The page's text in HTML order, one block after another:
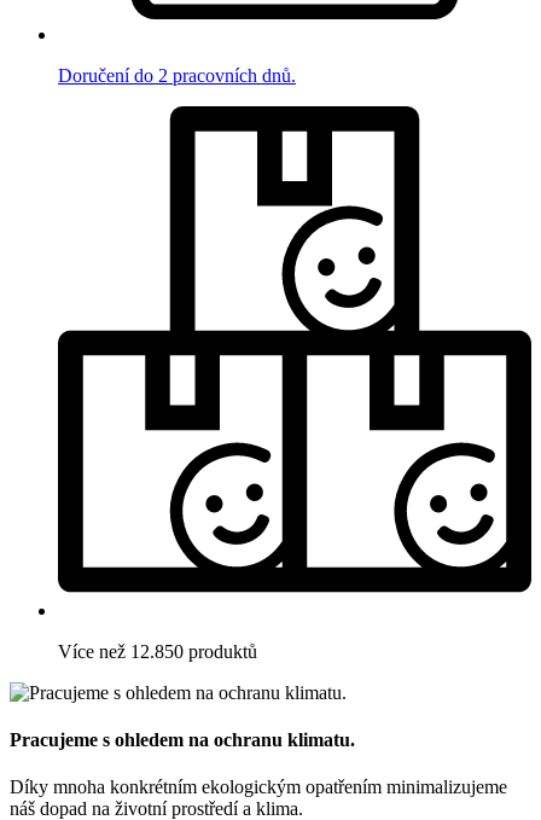
Doručení do 2 pracovních dnů.
Více než 12.850 produktů
Pracujeme s ohledem na ochranu klimatu.
Díky mnoha konkrétním ekologickým opatřením minimalizujeme
náš dopad na životní prostředí a klima.